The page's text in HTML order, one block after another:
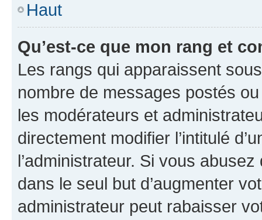
Haut
Qu’est-ce que mon rang et
Les rangs qui apparaissent
nombre de messages postés
les modérateurs et
directement modifier l’intitulé
l’administrateur. Si vous
dans le seul but d’augmenter
administrateur peut rabaisser